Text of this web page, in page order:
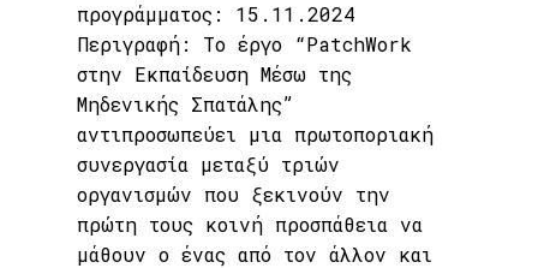
προγράμματος: 15.11.2024
Περιγραφή: Το έργο “PatchWork
στην Εκπαίδευση Μέσω της
Μηδενικής Σπατάλης”
αντιπροσωπεύει μια πρωτοποριακή
συνεργασία μεταξύ τριών
οργανισμών που ξεκινούν την
πρώτη τους κοινή προσπάθεια να
μάθουν ο ένας από τον άλλον και